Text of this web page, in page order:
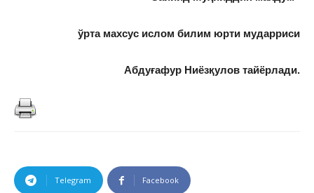
ўрта махсус ислом билим юрти мударриси
Абдуғафур Ниёзқулов тайёрлади.
Telegram Facebook